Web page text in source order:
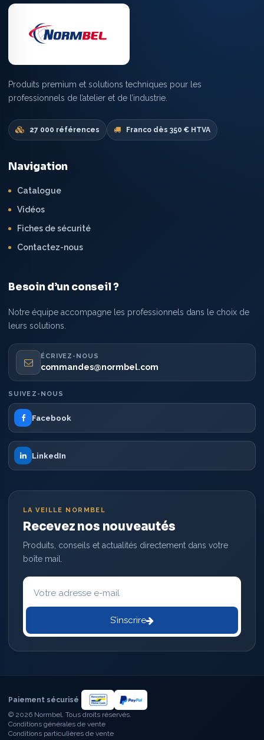
Produits premium et solutions techniques pour les
professionnels de l’atelier et de l’industrie.
27 000 références Franco dès 350 € HTVA
Navigation
Catalogue
Vidéos
Fiches de sécurité
Contactez-nous
Besoin d’un conseil ?
Notre équipe accompagne les professionnels dans le choix de
leurs solutions.
ÉCRIVEZ-NOUS
commandes@normbel.com
SUIVEZ-NOUS
Facebook
LinkedIn
LA VEILLE NORMBEL
Recevez nos nouveautés
Produits, conseils et actualités directement dans votre
boîte mail.
Votre
adresse
mail
S’inscrire
© 2026 Normbel. Tous droits réservés.
Conditions générales de vente
Conditions particulières de vente
Paiement sécurisé